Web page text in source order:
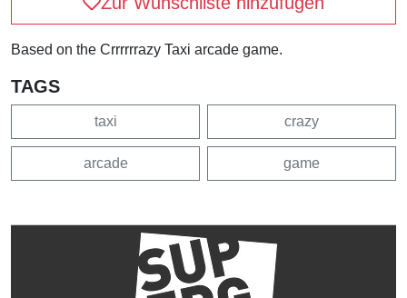
Based on the Crrrrrrazy Taxi arcade game.
TAGS
taxi crazy
arcade game